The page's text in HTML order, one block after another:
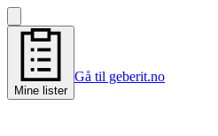
Mine lister
Gå til geberit.no